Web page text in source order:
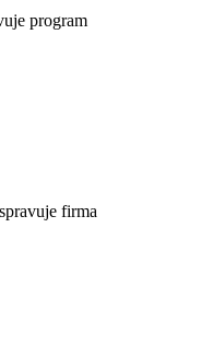
program
firma